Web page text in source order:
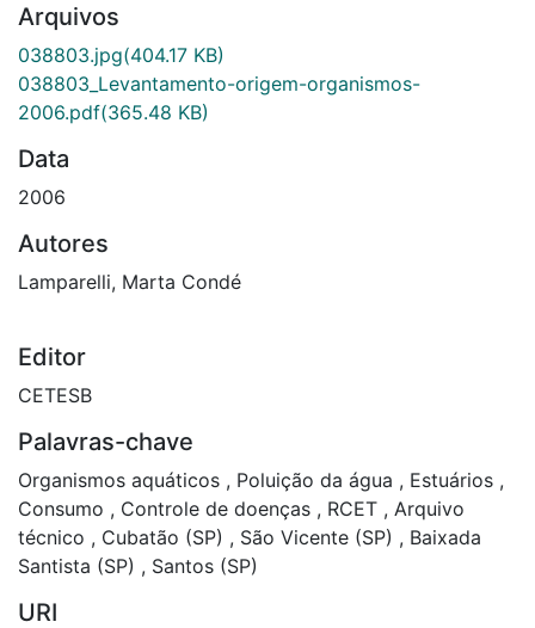
Arquivos
038803.jpg(404.17 KB)
038803_Levantamento-origem-organismos-
2006.pdf(365.48 KB)
Data
2006
Autores
Lamparelli, Marta Condé
Editor
CETESB
Palavras-chave
Organismos aquáticos , Poluição da água , Estuários ,
Consumo , Controle de doenças , RCET , Arquivo
técnico , Cubatão (SP) , São Vicente (SP) , Baixada
Santista (SP) , Santos (SP)
URI